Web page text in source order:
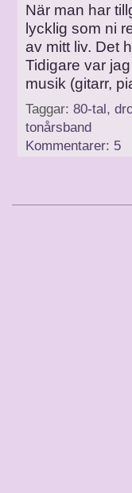
När man har
lycklig som ni
av mitt liv. Det
Tidigare var
musik (gitarr,
Taggar: 80-tal,
tonårsband
Kommentarer: 5